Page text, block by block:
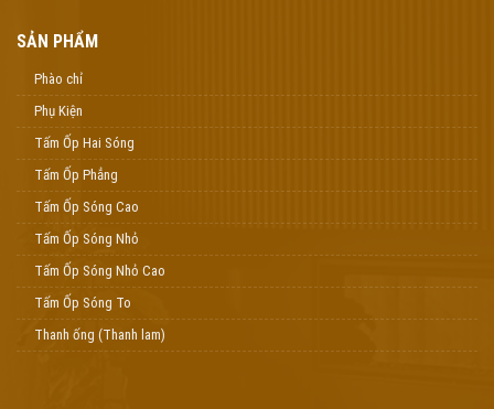
SẢN PHẨM
Phào chỉ
Phụ Kiện
Tấm Ốp Hai Sóng
Tấm Ốp Phẳng
Tấm Ốp Sóng Cao
Tấm Ốp Sóng Nhỏ
Tấm Ốp Sóng Nhỏ Cao
Tấm Ốp Sóng To
Thanh ống (Thanh lam)